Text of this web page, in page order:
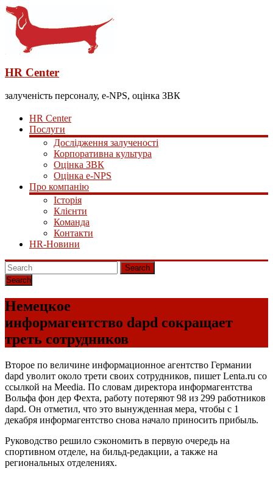
HR Center
залученість персоналу, e-NPS, оцінка ЗВК
HR Center
Послуги
Дослідження залученості
Корпоративна культура
Оцінка ЗВК
Оцінка e-NPS
Про компанію
Історія
Клієнти
Команда
Контакти
HR-Новини
Search
Немецкое
информагентство dapd сокращает
треть сотрудников
Второе по величине информационное агентство Германии
dapd уволит около трети своих сотрудников, пишет Lenta.ru со
ссылкой на Meedia. По словам директора информагентства
Вольфа фон дер Фехта, работу потеряют 98 из 299 работников
dapd. Он отметил, что это вынужденная мера, чтобы с 1
декабря информагентство снова начало приносить прибыль.
Руководство решило сэкономить в первую очередь на
спортивном отделе, на бильд-редакции, а также на
региональных отделениях.